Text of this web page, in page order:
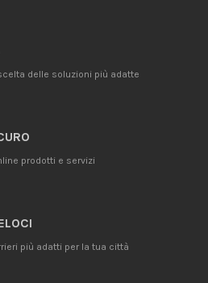
delle soluzioni più adatte
prodotti e servizi
più adatti per la tua città